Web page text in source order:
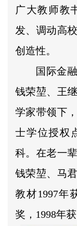
广大教师教
发、调动高
创造性。
国际金
钱荣堃、王
学家带领下
士学位授权
科。在老一
钱荣堃、马
教材1997年
奖，1998年